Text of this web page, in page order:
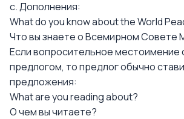
c. Дополнения:
What do you know about the World
Что вы знаете о Всемирном Совете
Если вопросительное местоимение
предлогом, то предлог обычно
предложения:
What are you reading about?
О чем вы читаете?